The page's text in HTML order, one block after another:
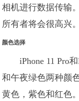
相机进行数据传输
所有者将会很高兴。
颜色选择
iPhone 11 Pro
和午夜绿色两种颜
黄色，紫色和红色